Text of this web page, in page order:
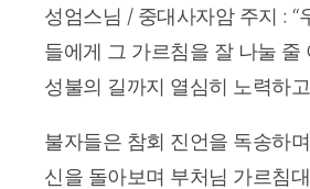
성엄스님 / 중대사자암 주지 :
들에게 그 가르침을 잘 나눌
성불의 길까지 열심히 노력하
불자들은 참회 진언을 독송하
신을 돌아보며 부처님 가르침